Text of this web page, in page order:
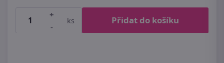
+
-
ks Přidat do košíku